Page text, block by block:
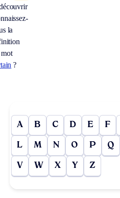
la
?
A B C D E F
L M N O P Q
V W X Y Z